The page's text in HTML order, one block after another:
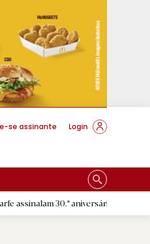
se assinante Login
30.º aniversário em setembro